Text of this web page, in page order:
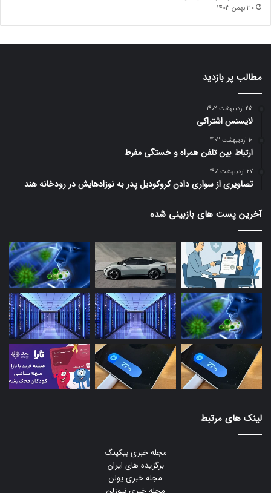
30 بهمن 1403
مطالب پر بازدید
25 اردیبهشت 1402
لایسنس اشتراکی
10 اردیبهشت 1402
ارتباط بین تلفن همراه و خستگی مفرط
27 اردیبهشت 1401
تصاویری از سواری دادن کروکودیل پدر به نوزادهایش در رودخانه هند
آخرین پست های بازبینی شده
لینک های مرتبط
مجله خبری بیکینگ
برگزیده های ایران
مجله خبری یولن